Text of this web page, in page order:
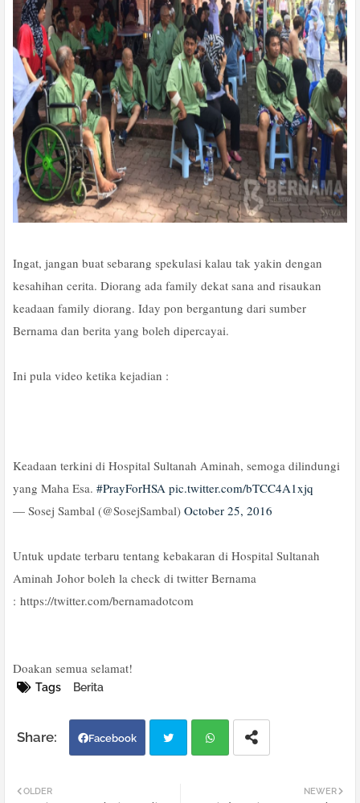
Ingat, jangan buat sebarang spekulasi kalau tak yakin dengan
kesahihan cerita. Diorang ada family dekat sana and risaukan
keadaan family diorang. Iday pon bergantung dari sumber
Bernama dan berita yang boleh dipercayai.
Ini pula video ketika kejadian :
Keadaan terkini di Hospital Sultanah Aminah, semoga dilindungi
yang Maha Esa. #PrayForHSA pic.twitter.com/bTCC4A1xjq
— Sosej Sambal (@SosejSambal) October 25, 2016
Untuk update terbaru tentang kebakaran di Hospital Sultanah
Aminah Johor boleh la check di twitter Bernama
: https://twitter.com/bernamadotcom
Doakan semua selamat!
Tags Berita
Facebook
NEWER
OLDER